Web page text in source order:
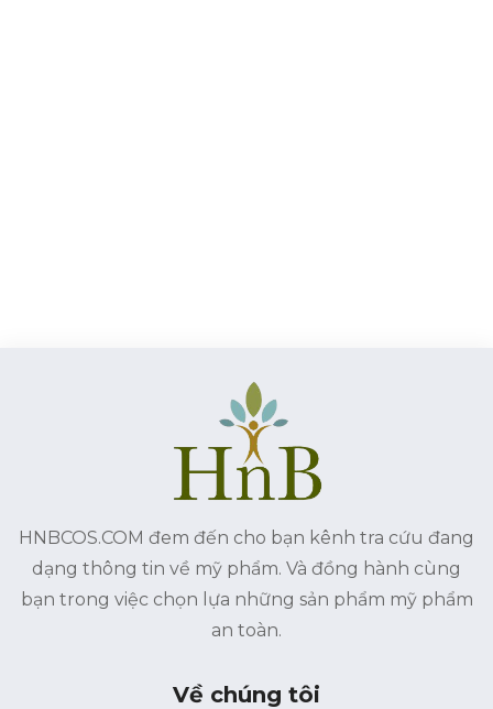
HNBCOS.COM đem đến cho bạn kênh tra cứu đang
dạng thông tin về mỹ phẩm. Và đồng hành cùng
bạn trong việc chọn lựa những sản phẩm mỹ phẩm
an toàn.
Về chúng tôi